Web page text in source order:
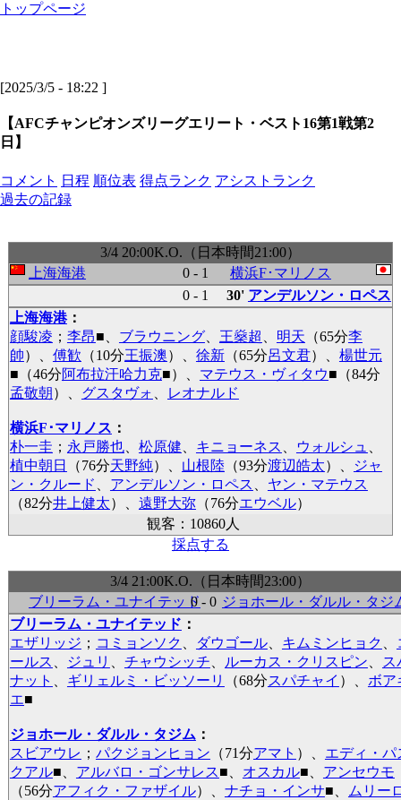
トップページ
[2025/3/5 - 18:22 ]
【AFCチャンピオンズリーグエリート・ベスト16第1戦第2
日】
コメント 日程 順位表 得点ランク アシストランク
過去の記録
3/4 20:00K.O.（日本時間21:00）
上海海港
0 - 1
横浜F･マリノス
0 - 1
30' アンデルソン・ロペス
上海海港：
顔駿凌 ； 李昂■ ブラウニング、 王燊超 明天 （65分李
帥）、 傅歓 （10分王振澳）、 徐新（65分呂文君）、 楊世元
■ （46分阿布拉汗哈力克■）、 マテウス・ヴィタウ■ （84分
孟敬朝）、 グスタヴォ レオナルド
横浜F･マリノス ：
朴一圭 ； 永戸勝也、 松原健 キニョーネス ウォルシュ
植中朝日
（76分天野純）、 山根陸 （93分渡辺皓太）、
ジャ
ン・クルード
アンデルソン・ロペス
ヤン・マテウス
（82分井上健太）、 遠野大弥（76分エウベル）
観客：10860人
採点する
3/4 21:00K.O.（日本時間23:00）
ブリーラム・ユナイテッド0 - 0 ジョホール・ダルル・タジ
ブリーラム・ユナイテッド ：
エザリッジ ； コミョンソク ダウゴール、 キムミンヒョク
ールス
ジュリ チャウシッチ ルーカス・クリスピン
ス
ナット
ギリェルミ・ビッソーリ （68分スパチャイ ）、 ボア
エ■
ジョホール・ダルル・タジム ：
スビアウレ ； パクジョンヒョン （71分アマト ）、 エディ・パ
クアル■ アルバロ・ゴンサレス■ オスカル■
アンセウモ
（56分アフィク・ファザイル）、 ナチョ・インサ■
ムリー